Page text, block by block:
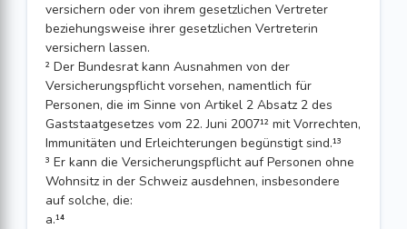
versichern oder von ihrem gesetzlichen Vertreter
beziehungsweise ihrer gesetzlichen Vertreterin
versichern lassen.
² Der Bundesrat kann Ausnahmen von der
Versicherungspflicht vorsehen, namentlich für
Personen, die im Sinne von Artikel 2 Absatz 2 des
Gaststaatgesetzes vom 22. Juni 2007¹² mit Vorrechten,
Immunitäten und Erleichterungen begünstigt sind.¹³
³ Er kann die Versicherungspflicht auf Personen ohne
Wohnsitz in der Schweiz ausdehnen, insbesondere
auf solche, die:
a.¹⁴